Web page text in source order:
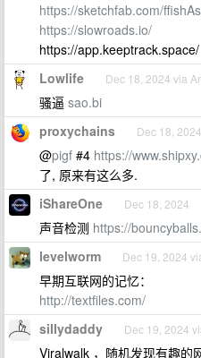
https://sketchfab.com/
https://slowroads.io/
https://app.keeptrack.space/
Lowlife Dec 18, 2024 via
骚逼 sao.bi
proxychains Dec 18, 2024
@pigf #4 https://
了, 原来有这么多.
iShareOne Dec 18, 2024
声音检测 https://
levelworm Dec 19, 2024
早期互联网的记忆：
http://textfiles.com/
sillydaddy Dec 19, 2024
Viralwalk ，随机发现有趣的